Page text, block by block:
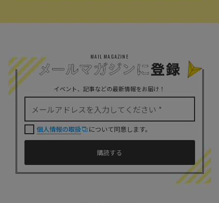
MAIL MAGAZINE
イベント、記事などの最新情報をお届け！
個人情報の取扱 について同意します。